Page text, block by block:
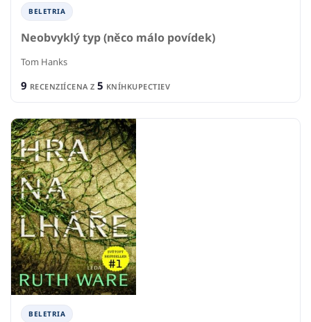
BELETRIA
Neobvyklý typ (něco málo povídek)
Tom Hanks
9 RECENZIÍCENA Z 5 KNÍHKUPECTIEV
BELETRIA